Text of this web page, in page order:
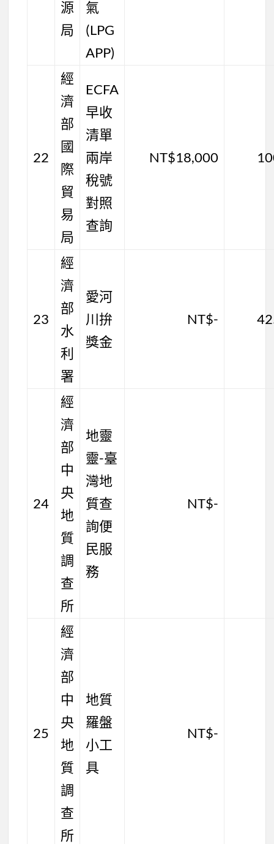
源
局
氣
(LPG
APP)
22
經
濟
部
國
際
貿
易
局
ECFA
早收
清單
兩岸
稅號
對照
查詢
NT$18,000
23
經
濟
部
水
利
署
愛河
川拚
獎金
NT$-
24
經
濟
部
中
央
地
質
調
查
所
地靈
靈-臺
灣地
質查
詢便
民服
務
NT$-
25
經
濟
部
中
央
地
質
調
查
所
地質
羅盤
小工
具
NT$-